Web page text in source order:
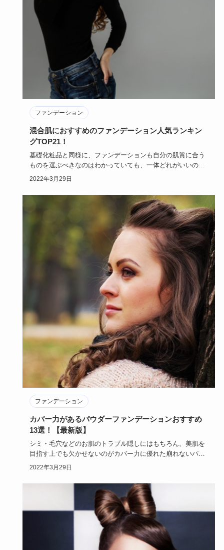
ファンデーション
混合肌におすすめのファンデーション人気ランキン
グTOP21！
基礎化粧品と同様に、ファンデーションも自分の肌質に合う
ものを選ぶべきなのはわかっていても、一体どれがいいのか
迷ってしまうも…
2022年3月29日
ファンデーション
カバー力があるパウダーファンデーションおすすめ
13選！【最新版】
シミ・毛穴などのお肌のトラブル隠しにはもちろん、美肌を
目指す上でも欠かせないのがカバー力に優れた崩れないパウ
ダーファンデー…
2022年3月29日